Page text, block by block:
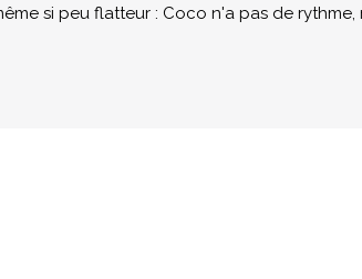
si peu flatteur : Coco n'a pas de rythme,